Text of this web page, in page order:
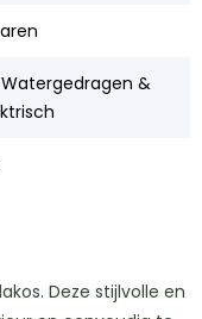
&
Deze stijlvolle en